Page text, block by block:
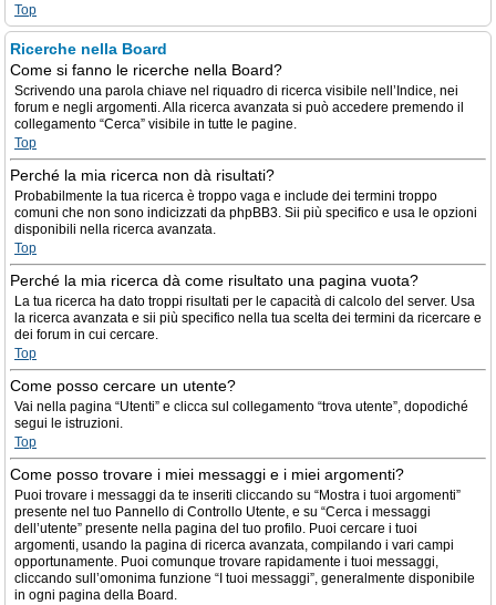
Top
Ricerche nella Board
Come si fanno le ricerche nella Board?
Scrivendo una parola chiave nel riquadro di ricerca visibile nell’Indice, nei
forum e negli argomenti. Alla ricerca avanzata si può accedere premendo il
collegamento “Cerca” visibile in tutte le pagine.
Top
Perché la mia ricerca non dà risultati?
Probabilmente la tua ricerca è troppo vaga e include dei termini troppo
comuni che non sono indicizzati da phpBB3. Sii più specifico e usa le opzioni
disponibili nella ricerca avanzata.
Top
Perché la mia ricerca dà come risultato una pagina vuota?
La tua ricerca ha dato troppi risultati per le capacità di calcolo del server. Usa
la ricerca avanzata e sii più specifico nella tua scelta dei termini da ricercare e
dei forum in cui cercare.
Top
Come posso cercare un utente?
Vai nella pagina “Utenti” e clicca sul collegamento “trova utente”, dopodiché
segui le istruzioni.
Top
Come posso trovare i miei messaggi e i miei argomenti?
Puoi trovare i messaggi da te inseriti cliccando su “Mostra i tuoi argomenti”
presente nel tuo Pannello di Controllo Utente, e su “Cerca i messaggi
dell’utente” presente nella pagina del tuo profilo. Puoi cercare i tuoi
argomenti, usando la pagina di ricerca avanzata, compilando i vari campi
opportunamente. Puoi comunque trovare rapidamente i tuoi messaggi,
cliccando sull’omonima funzione “I tuoi messaggi”, generalmente disponibile
in ogni pagina della Board.